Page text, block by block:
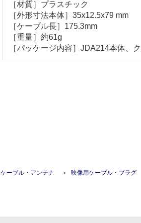
［材質］プラスチック
［外形寸法本体］35x12.5x79 mm
［ケーブル長］175.3mm
［重量］約61g
［パッケージ内容］JDA214本体、
ケーブル・アンテナ 映像用ケーブル・プラグ